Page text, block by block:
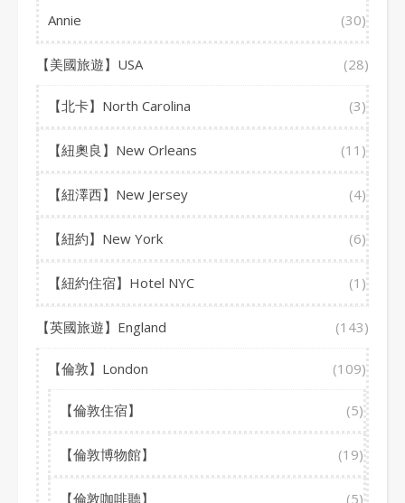
Annie (30)
【美國旅遊】USA (28)
【北卡】North Carolina (3)
【紐奧良】New Orleans (11)
【紐澤西】New Jersey (4)
【紐約】New York (6)
【紐約住宿】Hotel NYC (1)
【英國旅遊】England (143)
【倫敦】London (109)
【倫敦住宿】 (5)
【倫敦博物館】 (19)
【倫敦咖啡聽】 (5)